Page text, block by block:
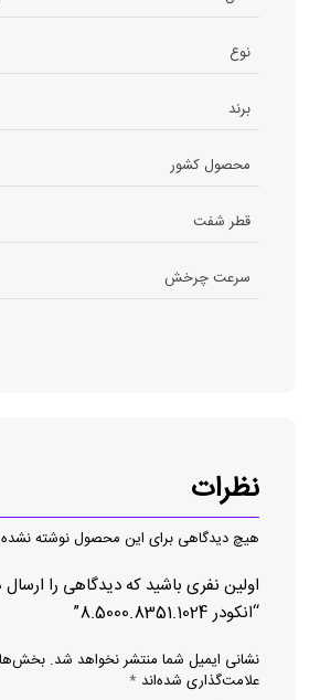
نوع
برند
محصول کشور
قطر شفت
سرعت چرخش
نظرات
هیچ دیدگاهی برای این محصول نوشته
اولین نفری باشید که دیدگاهی را
“انکودر 8.5000.8351.1024”
نشانی ایمیل شما منتشر نخواهد شد.
علامت‌گذاری شده‌اند *